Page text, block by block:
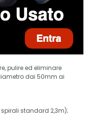
pulire ed eliminare
dai 50mm ai
standard 2,3m);